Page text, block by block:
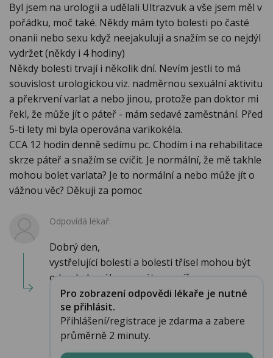
Byl jsem na urologii a udělali Ultrazvuk a vše jsem měl v
pořádku, moč také. Někdy mám tyto bolesti po časté
onanii nebo sexu když neejakuluji a snažím se co nejdýl
vydržet (někdy i 4 hodiny)
Někdy bolesti trvají i několik dní. Nevím jestli to má
souvislost urologickou viz. nadměrnou sexuální aktivitu
a překrvení varlat a nebo jinou, protože pan doktor mi
řekl, že může jít o páteř - mám sedavé zaměstnání. Před
5-ti lety mi byla operována varikokéla.
CCA 12 hodin denně sedímu pc. Chodím i na rehabilitace
skrze páteř a snažím se cvičit. Je normální, že mě takhle
mohou bolet varlata? Je to normální a nebo může jít o
vážnou věc? Děkuji za pomoc
Odpovídá lékař:
Dobrý den,
vystřelující bolesti a bolesti třísel mohou být
od pohybového aparátu, nepíše...
Pro zobrazení odpovědi lékaře je nutné
se přihlásit.
Přihlášení/registrace je zdarma a zabere
průměrně 2 minuty.